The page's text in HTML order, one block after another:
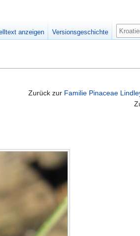
Zurück zur Familie Pinaceae
anzeigen Versionsgeschichte